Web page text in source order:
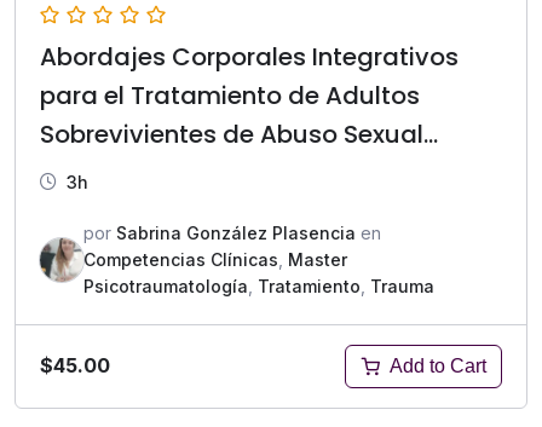
Abordajes Corporales Integrativos
para el Tratamiento de Adultos
Sobrevivientes de Abuso Sexual
Infantil
3h
por Sabrina González Plasencia en
Competencias Clínicas Master
Psicotraumatología Tratamiento Trauma
$45.00 Add to Cart